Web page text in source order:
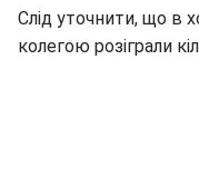
Слід уточнити, що в
колегою розіграли